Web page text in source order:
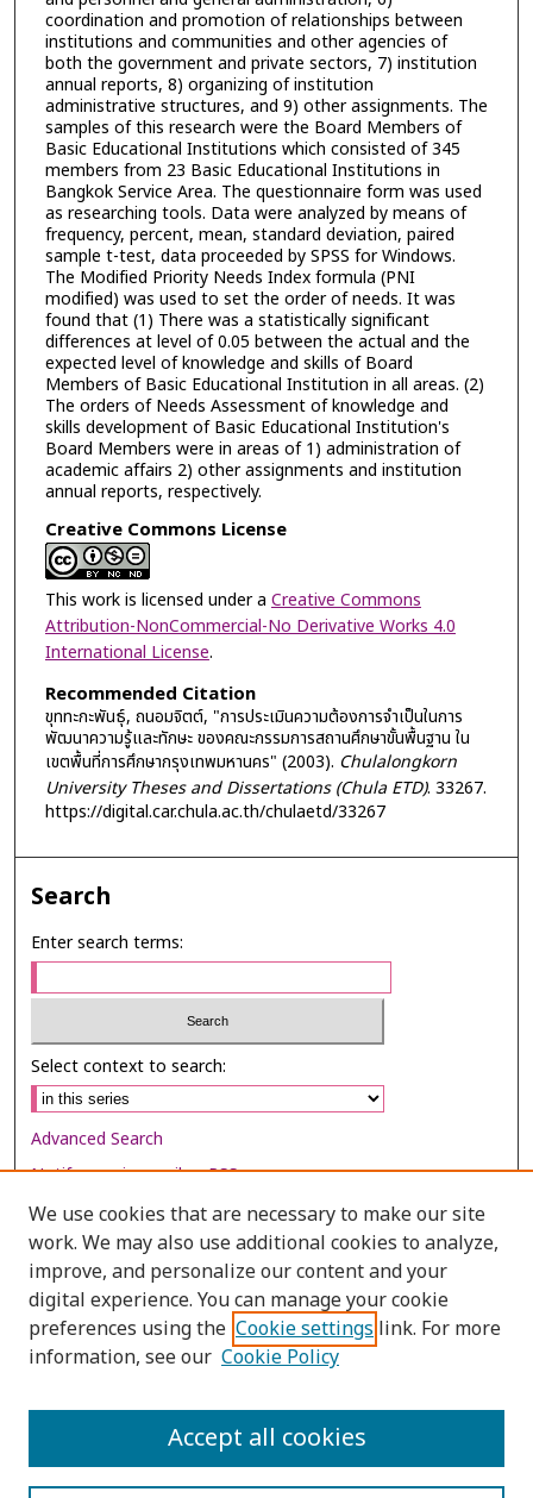
coordination and promotion of relationships between
institutions and communities and other agencies of
both the government and private sectors, 7) institution
annual reports, 8) organizing of institution
administrative structures, and 9) other assignments. The
samples of this research were the Board Members of
Basic Educational Institutions which consisted of 345
members from 23 Basic Educational Institutions in
Bangkok Service Area. The questionnaire form was used
as researching tools. Data were analyzed by means of
frequency, percent, mean, standard deviation, paired
sample t-test, data proceeded by SPSS for Windows.
The Modified Priority Needs Index formula (PNI
modified) was used to set the order of needs. It was
found that (1) There was a statistically significant
differences at level of 0.05 between the actual and the
expected level of knowledge and skills of Board
Members of Basic Educational Institution in all areas. (2)
The orders of Needs Assessment of knowledge and
skills development of Basic Educational Institution's
Board Members were in areas of 1) administration of
academic affairs 2) other assignments and institution
annual reports, respectively.
Creative Commons License
This work is licensed under a Creative Commons
Attribution-NonCommercial-No Derivative Works 4.0
International License.
Recommended Citation
ขุททะกะพันธุ์, ถนอมจิตต์, "การประเมินความต้องการจำเป็นในการ
พัฒนาความรู้และทักษะ ของคณะกรรมการสถานศึกษาขั้นพื้นฐาน ใน
เขตพื้นที่การศึกษากรุงเทพมหานคร" (2003). Chulalongkorn
University Theses and Dissertations (Chula ETD). 33267.
https://digital.car.chula.ac.th/chulaetd/33267
Search
Enter search terms:
Select context to search:
Advanced Search
Notify me via email orRSS
Browse
Collections
Disciplines
Authors
We use cookies that are necessary to make our site
work. We may also use additional cookies to analyze,
improve, and personalize our content and your
digital experience. You can manage your cookie
preferences using the Cookie settings link. For more
information, see our Cookie Policy
Accept all cookies